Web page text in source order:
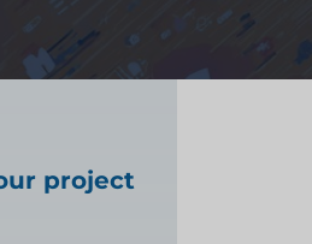
tecnología financiera
project